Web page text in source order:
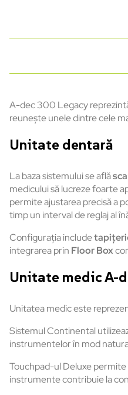
A-dec 300 Legacy
reunește unele dintre cele
Unitate dentară
La baza sistemului se află
medicului să lucreze foarte
permite ajustarea precisă a
timp un interval de reglaj al
Configurația include
integrarea prin Floor Box
Unitate medic A-
Unitatea medic este
Sistemul Continental
instrumentelor în mod
Touchpad-ul Deluxe
instrumente contribuie la